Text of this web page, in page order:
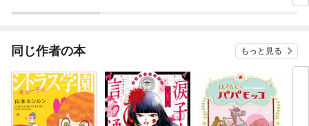
同じ作者の本 もっと見る